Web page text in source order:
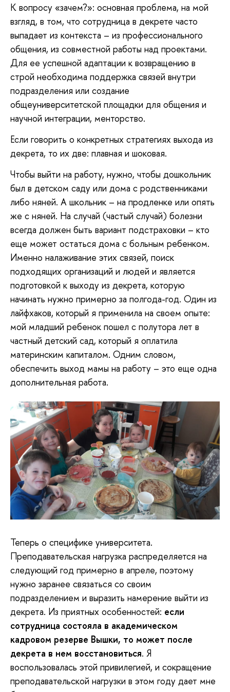
К вопросу «зачем?»: основная проблема, на мой
взгляд, в том, что сотрудница в декрете часто
выпадает из контекста – из профессионального
общения, из совместной работы над проектами.
Для ее успешной адаптации к возвращению в
строй необходима поддержка связей внутри
подразделения или создание
общеуниверситетской площадки для общения и
научной интеграции, менторство.
Если говорить о конкретных стратегиях выхода из
декрета, то их две: плавная и шоковая.
Чтобы выйти на работу, нужно, чтобы дошкольник
был в детском саду или дома с родственниками
либо няней. А школьник – на продленке или опять
же с няней. На случай (частый случай) болезни
всегда должен быть вариант подстраховки – кто
еще может остаться дома с больным ребенком.
Именно налаживание этих связей, поиск
подходящих организаций и людей и является
подготовкой к выходу из декрета, которую
начинать нужно примерно за полгода-год. Один из
лайфхаков, который я применила на своем опыте:
мой младший ребенок пошел с полутора лет в
частный детский сад, который я оплатила
материнским капиталом. Одним словом,
обеспечить выход мамы на работу – это еще одна
дополнительная работа.
Теперь о специфике университета.
Преподавательская нагрузка распределяется на
следующий год примерно в апреле, поэтому
нужно заранее связаться со своим
подразделением и выразить намерение выйти из
декрета. Из приятных особенностей: если
сотрудница состояла в академическом
кадровом резерве Вышки, то может после
декрета в нем восстановиться. Я
воспользовалась этой привилегией, и сокращение
преподавательской нагрузки в этом году дает мне